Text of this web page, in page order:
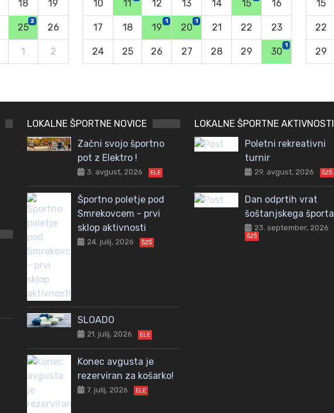
18 19
25
2
26
1 2
10 11 12 13 14 15 16
17 18 19
1
20
1
21 22 23
24 25 26 27 28 29 30
1
15
22
29
LOKALNE ŠPORTNE NOVICE
Začni svojo športno
pot z Elektro !
3. avgust, 2026 ELE
Športno poletje pod
Smrekovcem - prvi
sklop aktivnosti
24. julij, 2026 ŠZŠ
SLOADO
21. julij, 2026 ELE
Konec avgusta je
rezerviran za košarko!
7. julij, 2026 ELE
LOKALNE ŠPORTNE AKTIVNOSTI
Poletni rekreativni
turnir
29. avgust, 2026 ŠZŠ
Dan odprtih vrat
šoštanjskega športa
23. september, 2026
ŠZŠ